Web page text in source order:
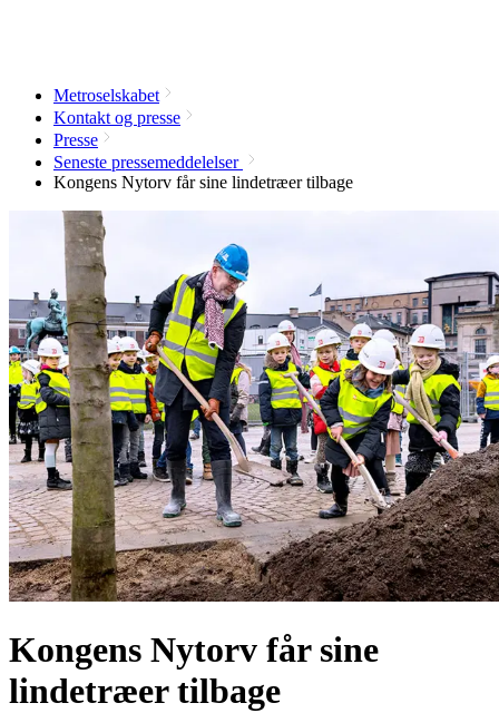
Metroselskabet
Kontakt og presse
Presse
Seneste pressemeddelelser
Kongens Nytorv får sine lindetræer tilbage
Kongens Nytorv får sine
lindetræer tilbage